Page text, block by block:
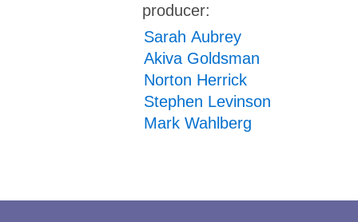
producer:
Sarah Aubrey
Akiva Goldsman
Norton Herrick
Stephen Levinson
Mark Wahlberg